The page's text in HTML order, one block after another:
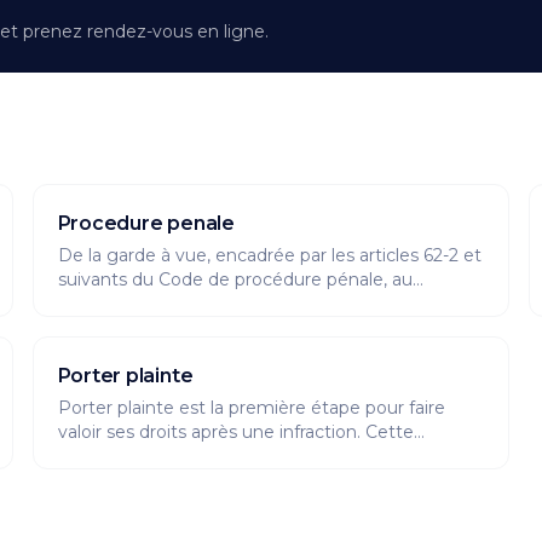
prenez rendez-vous en ligne.
Procedure penale
De la garde à vue, encadrée par les articles 62-2 et
suivants du Code de procédure pénale, au
trouverez la durée et les prolongations de la garde
à vue, les droits de la personne retenue (avocat,
silence, examen médical) et les suites possibles de
Porter plainte
Porter plainte est la première étape pour faire
valoir ses droits après une infraction. Cette